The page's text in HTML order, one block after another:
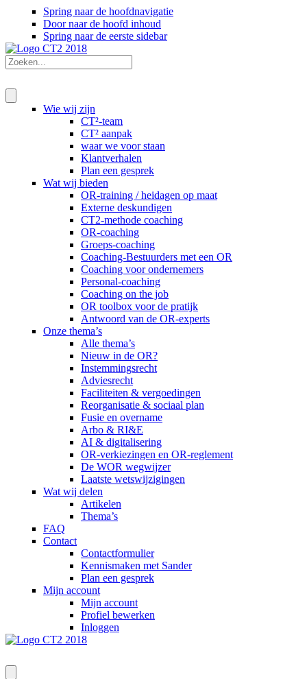
Spring naar de hoofdnavigatie
Door naar de hoofd inhoud
Spring naar de eerste sidebar
Wie wij zijn
CT²-team
CT² aanpak
waar we voor staan
Klantverhalen
Plan een gesprek
Wat wij bieden
OR-training / heidagen op maat
Externe deskundigen
CT2-methode coaching
OR-coaching
Groeps-coaching
Coaching-Bestuurders met een OR
Coaching voor ondernemers
Personal-coaching
Coaching on the job
OR toolbox voor de pratijk
Antwoord van de OR-experts
Onze thema’s
Alle thema’s
Nieuw in de OR?
Instemmingsrecht
Adviesrecht
Faciliteiten & vergoedingen
Reorganisatie & sociaal plan
Fusie en overname
Arbo & RI&E
AI & digitalisering
OR-verkiezingen en OR-reglement
De WOR wegwijzer
Laatste wetswijzigingen
Wat wij delen
Artikelen
Thema’s
FAQ
Contact
Contactformulier
Kennismaken met Sander
Plan een gesprek
Mijn account
Mijn account
Profiel bewerken
Inloggen